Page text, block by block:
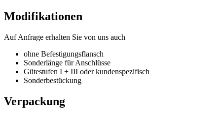
Modifikationen
Auf Anfrage erhalten Sie von uns auch
ohne Befestigungsflansch
Sonderlänge für Anschlüsse
Gütestufen I + III oder kundenspezifisch
Sonderbestückung
Verpackung